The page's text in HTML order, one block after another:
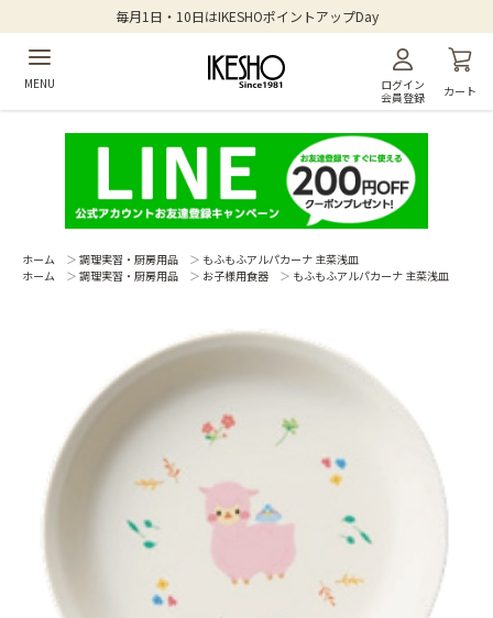
毎月1日・10日はIKESHOポイントアップDay
MENU
ログイン
会員登録
カート
ホーム ＞ 調理実習・厨房用品 ＞ もふもふアルパカーナ 主菜浅皿
ホーム
＞ 調理実習・厨房用品 ＞ お子様用食器 ＞ もふもふアルパカーナ 主菜浅皿